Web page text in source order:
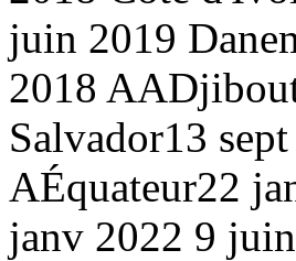
juin 2019
2018 AA
Salvador13
AÉquateur22
janv 2022 9